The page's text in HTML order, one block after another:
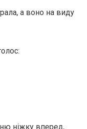
а воно на виду
ніжку вперед,